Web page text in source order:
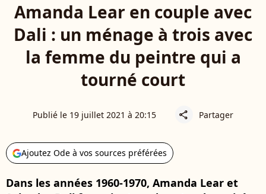
Amanda Lear en couple avec
Dali : un ménage à trois avec
la femme du peintre qui a
tourné court
Publié le 19 juillet 2021 à 20:15 share Partager
Ajoutez Ode à vos sources préférées
Dans les années 1960-1970, Amanda Lear et